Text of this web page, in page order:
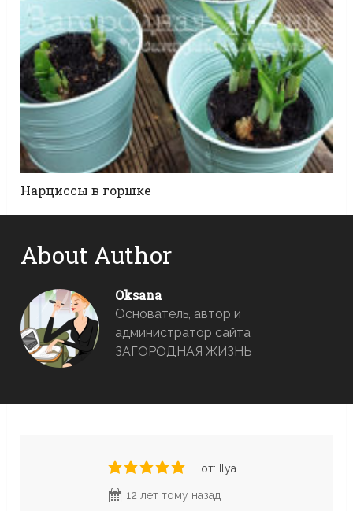
Нарциссы в горшке
About Author
Oksana
Основатель, автор и
администратор сайта
ЗАГОРОДНАЯ ЖИЗНЬ
от: Ilya
12 лет тому назад